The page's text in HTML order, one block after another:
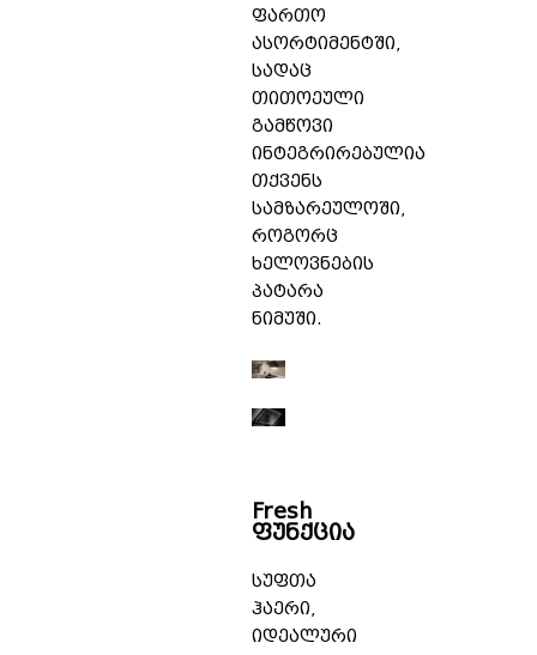
ფართო
ასორტიმენტში,
სადაც
თითოეული
გამწოვი
ინტეგრირებულია
თქვენს
სამზარეულოში,
როგორც
ხელოვნების
პატარა
ნიმუში.
Fresh
ფუნქცია
სუფთა
ჰაერი,
იდეალური